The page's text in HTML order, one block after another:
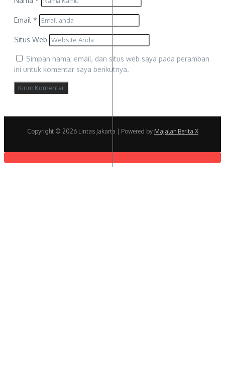
Email *
Situs Web
Simpan nama, email, dan situs web saya pada peramban
ini untuk komentar saya berikutnya.
Copyright © 2026 Lintas Jakarta | Powered by Majalah Berita X